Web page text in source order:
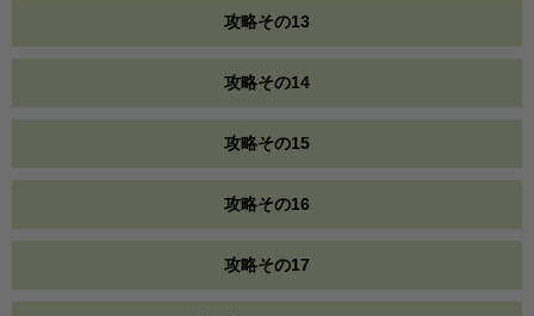
攻略その13
攻略その14
攻略その15
攻略その16
攻略その17